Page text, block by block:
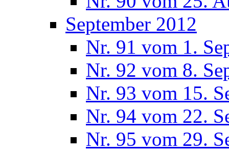
September 2012
Nr. 91 vom 1.
Nr. 92 vom 8.
Nr. 93 vom 15.
Nr. 94 vom 22.
Nr. 95 vom 29.